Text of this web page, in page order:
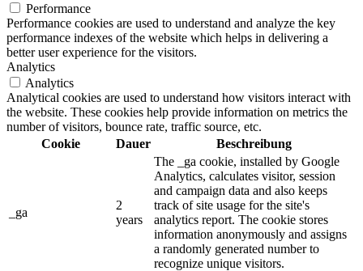
Performance
Performance cookies are used to understand and analyze the key
performance indexes of the website which helps in delivering a
better user experience for the visitors.
Analytics
Analytics
Analytical cookies are used to understand how visitors interact with
the website. These cookies help provide information on metrics the
number of visitors, bounce rate, traffic source, etc.
Cookie
Dauer Beschreibung
_ga
2
years
The _ga cookie, installed by Google
Analytics, calculates visitor, session
and campaign data and also keeps
track of site usage for the site's
analytics report. The cookie stores
information anonymously and assigns
a randomly generated number to
recognize unique visitors.